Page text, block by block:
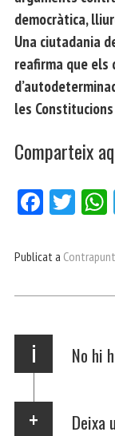
democràtica,
Una ciutadania
reafirma que els
les
Comparteix
Fa
bo
Tw
er
Publicat a
i No hi
Deixa